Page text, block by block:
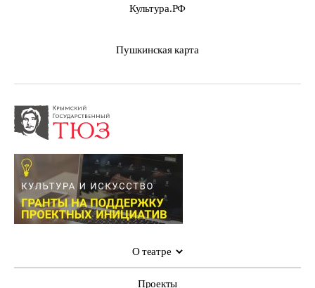
Культура.РФ
Пушкинская карта
О театре
Проекты